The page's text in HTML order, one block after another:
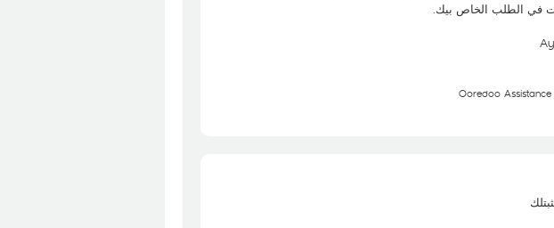
في الطلب الخاص بيك.
Ooredoo Assistance